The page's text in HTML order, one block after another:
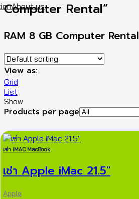
About us
Computer Rental”
RAM 8 GB Computer Rental
View as:
Grid
List
Show
Products per page
เช่า iMAC MacBook
เช่า Apple iMac 21.5″
Apple